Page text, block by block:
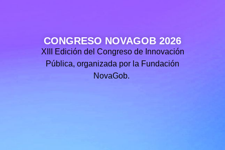
CONGRESO NOVAGOB 2026
XIII Edición del Congreso de Innovación
Pública, organizada por la Fundación
NovaGob.